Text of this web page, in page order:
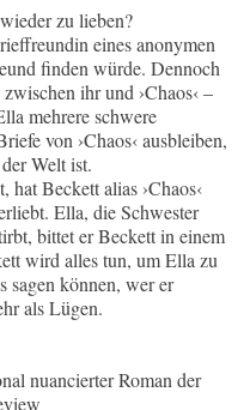
zu lieben?
eines anonymen
finden würde. Dennoch
ihr und ›Chaos‹ –
mehrere schwere
von ›Chaos‹ ausbleiben,
Welt ist.
Beckett alias ›Chaos‹
Ella, die Schwester
bittet er Beckett in einem
wird alles tun, um Ella zu
sagen können, wer er
als Lügen.
nuancierter Roman der